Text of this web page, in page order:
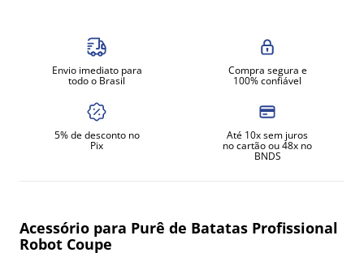
Envio imediato para
todo o Brasil
Compra segura e
100% confiável
5% de desconto no
Pix
Até 10x sem juros
no cartão ou 48x no
BNDS
Acessório para Purê de Batatas Profissional
Robot Coupe
amassadeira
fritadeira